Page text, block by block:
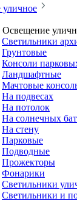
Освещение
Светильники
Грунтовые
Консоли
Ландшафтные
Мачтовые
На подвесах
На потолок
На солнечных
На стену
Парковые
Подводные
Прожекторы
Фонарики
Светильники
Светильники и